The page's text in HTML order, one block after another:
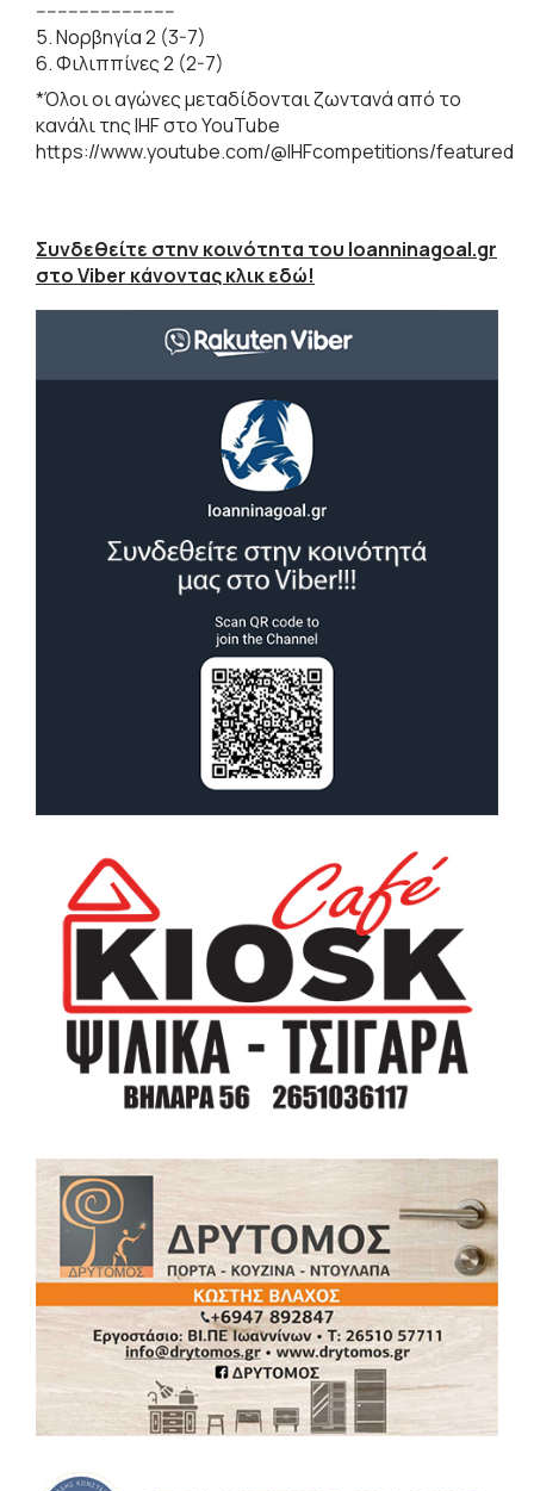
--------------------------
5. Νορβηγία 2 (3-7)
6. Φιλιππίνες 2 (2-7)
*Όλοι οι αγώνες μεταδίδονται ζωντανά από το
κανάλι της IHF στο YouTube
https://www.youtube.com/@IHFcompetitions/featured
Συνδεθείτε στην κοινότητα του Ioanninagoal.gr
στο Viber κάνοντας κλικ εδώ!